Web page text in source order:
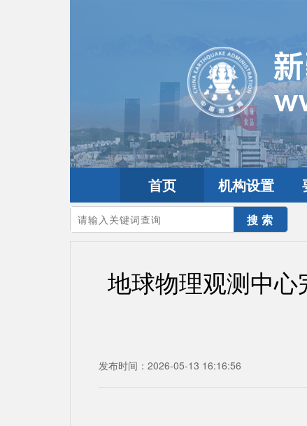
首页 机构设置
您的当前位置：首页>要闻动态
地球物理观测中
发布时间：2026-05-13 16:16:56